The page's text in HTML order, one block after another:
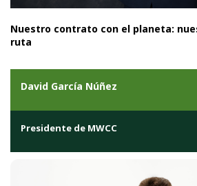
Nuestro contrato con el planeta:
ruta
David García Núñez
Presidente de MWCC